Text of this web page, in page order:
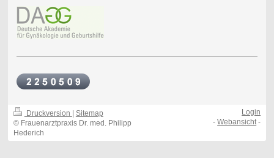
Druckversion
Sitemap
© Frauenarztpraxis Dr. med. Philipp
Hederich
Login
-Webansicht-